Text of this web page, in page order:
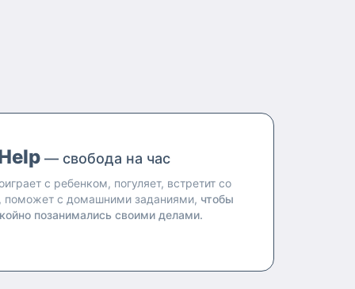
— свобода на час
с ребенком, погуляет, встретит со
поможет с домашними заданиями, чтобы
позанимались своими делами.